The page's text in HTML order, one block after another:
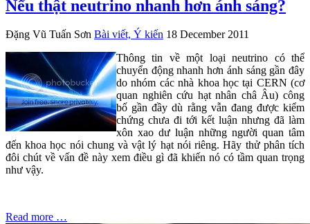
Nếu thật neutrino nhanh hơn ánh sáng?
Đặng Vũ Tuấn Sơn Bài viết, Ý kiến 18 December 2011
Thông tin về một loại neutrino có thể
chuyển động nhanh hơn ánh sáng gần đây
do nhóm các nhà khoa học tại CERN (cơ
quan nghiên cứu hạt nhân châ Âu) công
bố gần đầy dù rằng vẫn đang được kiểm
chứng chưa đi tới kết luận nhưng đã làm
xôn xao dư luận những người quan tâm
đến khoa học nói chung và vật lý hạt nói riêng. Hãy thử phân tích
đôi chút về vấn đề này xem điều gì đã khiến nó có tầm quan trọng
như vậy.
Read more …